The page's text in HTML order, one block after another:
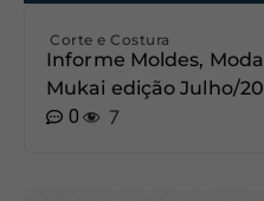
Corte e Costura
Informe Moldes,
Mukai edição Julho/
0
7